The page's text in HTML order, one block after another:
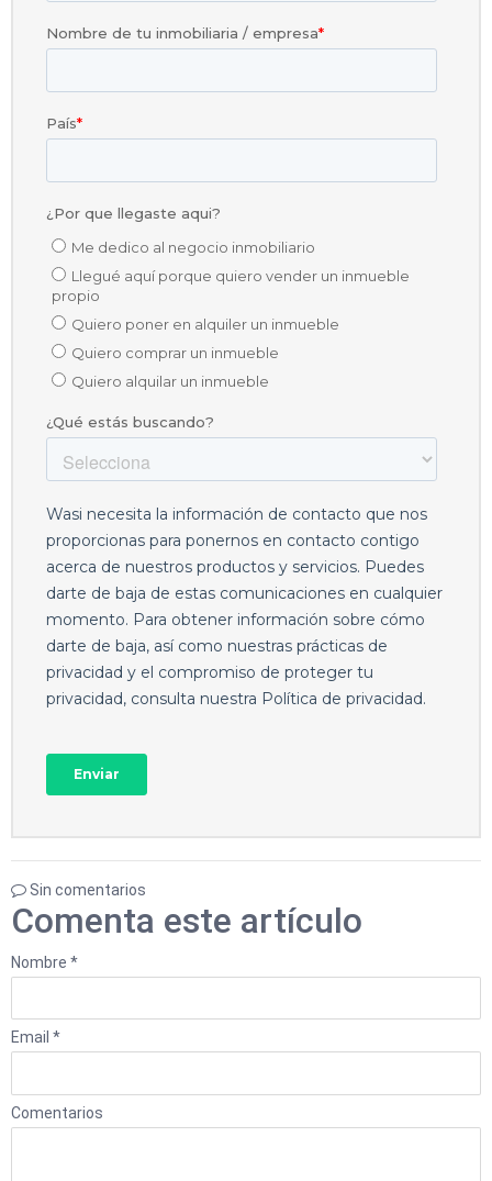
Sin comentarios
Comenta este artículo
Nombre *
Email *
Comentarios